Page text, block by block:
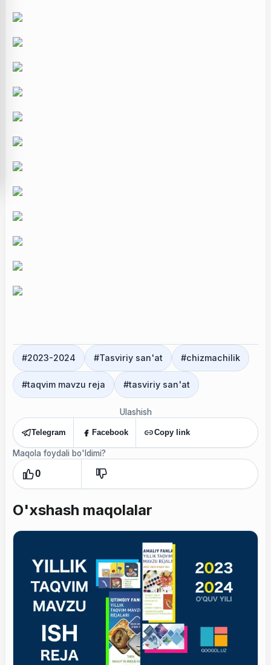
#2023-2024 #Tasviriy san'at #chizmachilik
#taqvim mavzu reja #tasviriy san'at
Ulashish
Telegram Facebook Copy link
Maqola foydali bo'ldimi?
0
O'xshash maqolalar